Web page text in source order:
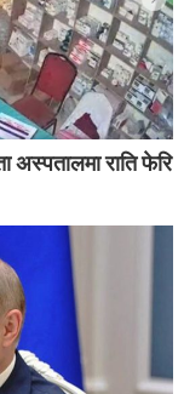
अस्पतालमा राति फेरि